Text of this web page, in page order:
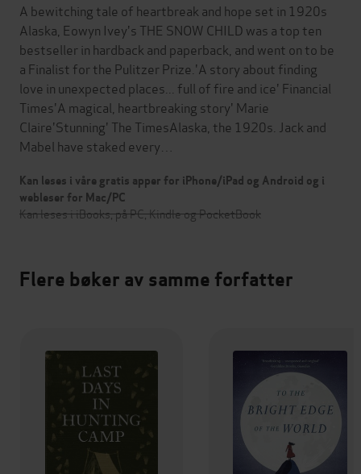
A bewitching tale of heartbreak and hope set in 1920s
Alaska, Eowyn Ivey's THE SNOW CHILD was a top ten
bestseller in hardback and paperback, and went on to be
a Finalist for the Pulitzer Prize.'A story about finding
love in unexpected places... full of fire and ice' Financial
Times'A magical, heartbreaking story' Marie
Claire'Stunning' The TimesAlaska, the 1920s. Jack and
Mabel have staked every…
Kan leses i våre gratis apper for iPhone/iPad og Android og i
webleser for Mac/PC
Kan leses i iBooks, på PC, Kindle og PocketBook
Flere bøker av samme forfatter